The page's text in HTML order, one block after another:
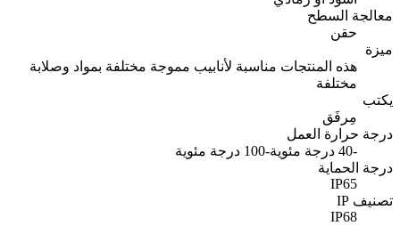
معالجة السطح
حقن
ميزة
هذه المنتجات مناسبة لأنابيب مموجة مختلفة بمواد وصلابة
مختلفة
يكتب
مِرفَق
درجة حرارة العمل
-40 درجة مئوية-100 درجة مئوية
درجة الحماية
IP65
تصنيف IP
IP68